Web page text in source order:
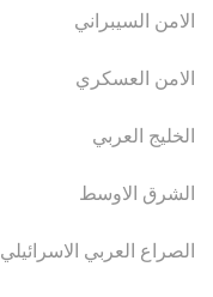
الامن السيبراني
الامن العسكري
الخليج العربي
الشرق الاوسط
الصراع العربي الاسرائيلي